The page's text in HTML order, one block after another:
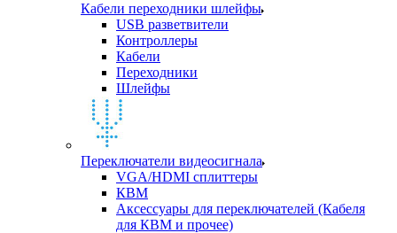
Кабели переходники шлейфы
USB разветвители
Контроллеры
Кабели
Переходники
Шлейфы
Переключатели видеосигнала
VGA/HDMI сплиттеры
КВМ
Аксессуары для переключателей (Кабеля
для КВМ и прочее)